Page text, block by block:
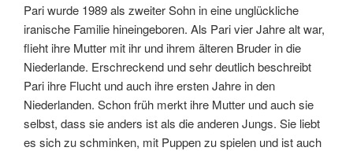
Pari wurde 1989 als zweiter Sohn in eine unglückliche
iranische Familie hineingeboren. Als Pari vier Jahre alt war,
flieht ihre Mutter mit ihr und ihrem älteren Bruder in die
Niederlande. Erschreckend und sehr deutlich beschreibt
Pari ihre Flucht und auch ihre ersten Jahre in den
Niederlanden. Schon früh merkt ihre Mutter und auch sie
selbst, dass sie anders ist als die anderen Jungs. Sie liebt
es sich zu schminken, mit Puppen zu spielen und ist auch